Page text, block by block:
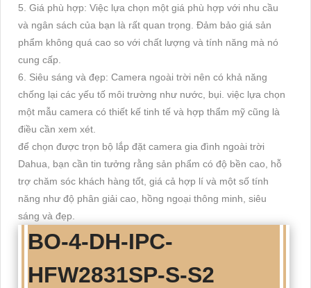
5. Giá phù hợp: Việc lựa chọn một giá phù hợp với nhu cầu
và ngân sách của bạn là rất quan trọng. Đảm bảo giá sản
phẩm không quá cao so với chất lượng và tính năng mà nó
cung cấp.
6. Siêu sáng và đẹp: Camera ngoài trời nên có khả năng
chống lại các yếu tố môi trường như nước, bụi. việc lựa chọn
một mẫu camera có thiết kế tinh tế và hợp thẩm mỹ cũng là
điều cần xem xét.
để chọn được trọn bộ lắp đặt camera gia đình ngoài trời
Dahua, bạn cần tin tưởng rằng sản phẩm có độ bền cao, hỗ
trợ chăm sóc khách hàng tốt, giá cả hợp lí và một số tính
năng như độ phân giải cao, hồng ngoại thông minh, siêu
sáng và đẹp.
BO-4-DH-IPC-
HFW2831SP-S-S2